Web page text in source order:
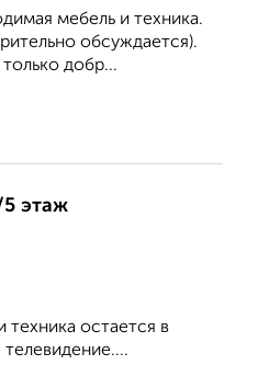
мебель и техника.
обсуждается).
добр...
5 этаж
техника остается в